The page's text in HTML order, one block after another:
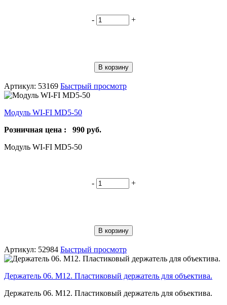
- +
В корзину
Артикул: 53169 Быстрый просмотр
Модуль WI-FI MD5-50
Розничная цена : 990 руб.
Модуль WI-FI MD5-50
- +
В корзину
Артикул: 52984 Быстрый просмотр
Держатель 06. М12. Пластиковый держатель для объектива.
Держатель 06. М12. Пластиковый держатель для объектива.